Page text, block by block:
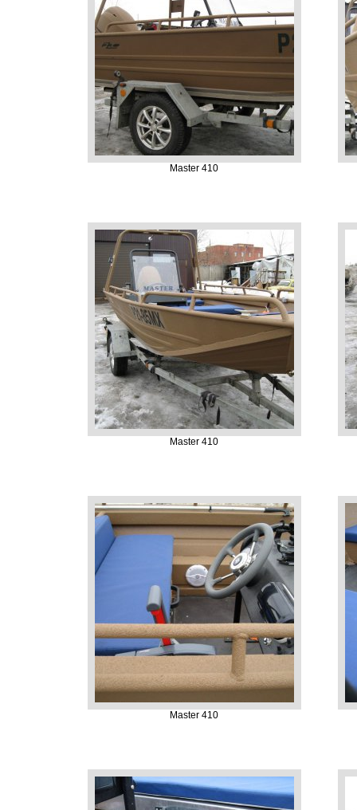
Master 410
Master 410
Master 410